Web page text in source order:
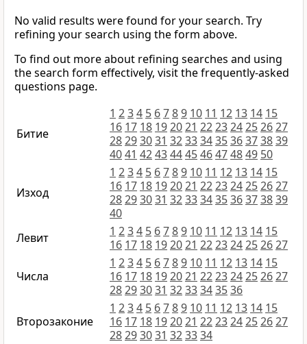
No valid results were found for your search. Try
refining your search using the form above.
To find out more about refining searches and using
the search form effectively, visit the frequently-asked
questions page.
Битие
1 234 5 6789 10 11 12 13 14 15
16 17 18 192021 222324252627
28293031 3233343536373839
4041 4243444546474849 50
Изход
1 234 5 6789 10 11 12 13 14 15
16 17 18 192021 222324252627
28293031 3233343536373839
40
Левит
1 234 5 6789 10 11 12 13 14 15
16 17 18 192021 222324252627
Числа
1 234 5 6789 10 11 12 13 14 15
16 17 18 192021 222324252627
28293031 3233343536
Второзаконие
1 234 5 6789 10 11 12 13 14 15
16 17 18 192021 222324252627
28293031 323334